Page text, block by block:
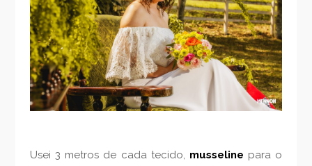
Usei 3 metros de cada tecido, musseline para o